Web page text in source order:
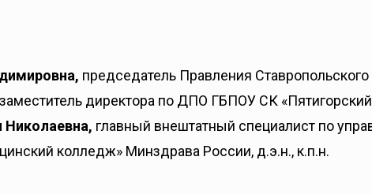
председатель Правления
директора по ДПО ГБПОУ СК
Николаевна, главный внештатный специалист по
колледж» Минздрава России, д.э.н., к.п.н.